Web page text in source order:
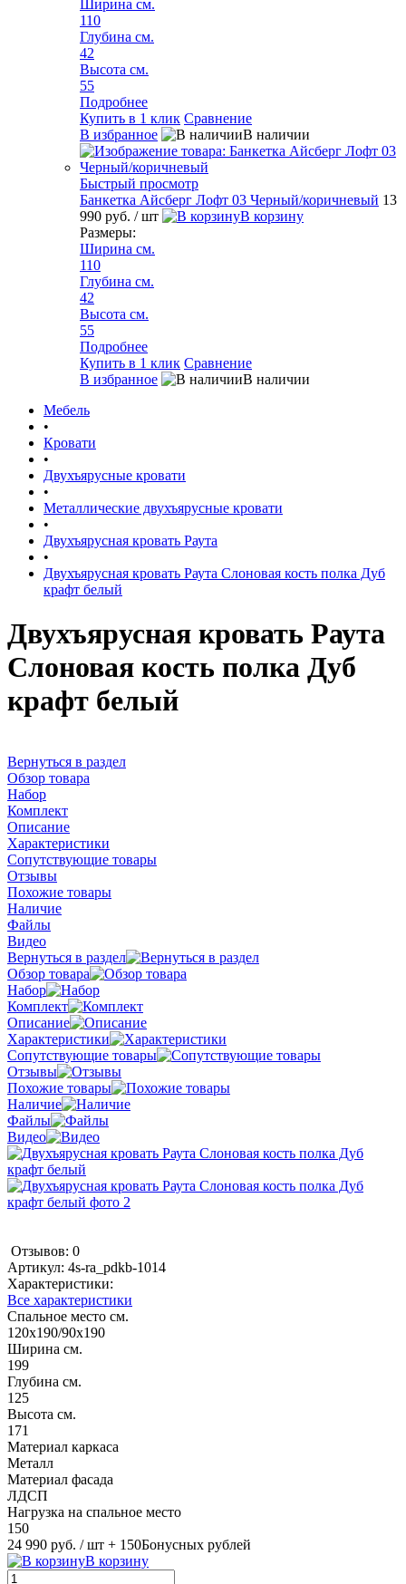
Ширина см.
110
Глубина см.
42
Высота см.
55
Подробнее
Купить в 1 клик Сравнение
В избранное
В наличии
Быстрый просмотр
Банкетка Айсберг Лофт 03 Черный/коричневый 13
990 руб. / шт
В корзину
Размеры:
Ширина см.
110
Глубина см.
42
Высота см.
55
Подробнее
Купить в 1 клик Сравнение
В избранное
В наличии
Мебель
•
Кровати
•
Двухъярусные кровати
•
Металлические двухъярусные кровати
•
Двухъярусная кровать Раута
•
Двухъярусная кровать Раута Слоновая кость полка Дуб
крафт белый
Двухъярусная кровать Раута
Слоновая кость полка Дуб
крафт белый
Вернуться в раздел
Обзор товара
Набор
Комплект
Описание
Характеристики
Сопутствующие товары
Отзывы
Похожие товары
Наличие
Файлы
Видео
Вернуться в раздел
Обзор товара
Набор
Комплект
Описание
Характеристики
Сопутствующие товары
Отзывы
Похожие товары
Наличие
Файлы
Видео
Отзывов: 0
Артикул: 4s-ra_pdkb-1014
Характеристики:
Все характеристики
Спальное место см.
120х190/90х190
Ширина см.
199
Глубина см.
125
Высота см.
171
Материал каркаса
Металл
Материал фасада
ЛДСП
Нагрузка на спальное место
150
24 990 руб. / шт + 150Бонусных рублей
В корзину